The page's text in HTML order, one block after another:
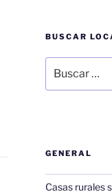
BUSCAR
por:
GENERAL
Casas rurales